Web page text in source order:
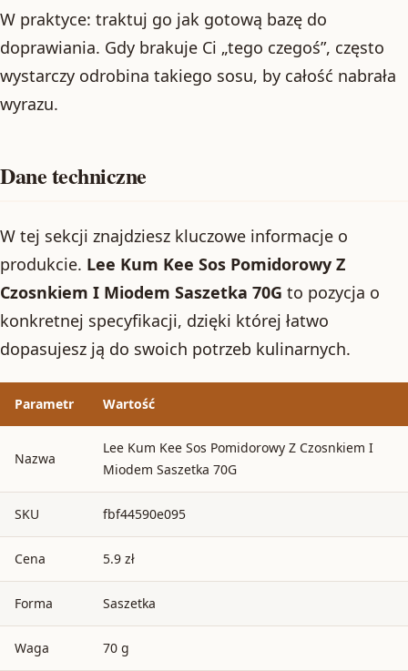
W praktyce: traktuj go jak gotową bazę do
doprawiania. Gdy brakuje Ci „tego czegoś”, często
wystarczy odrobina takiego sosu, by całość nabrała
wyrazu.
Dane techniczne
W tej sekcji znajdziesz kluczowe informacje o
produkcie. Lee Kum Kee Sos Pomidorowy Z
Czosnkiem I Miodem Saszetka 70G to pozycja o
konkretnej specyfikacji, dzięki której łatwo
dopasujesz ją do swoich potrzeb kulinarnych.
Parametr Wartość
Nazwa
Lee Kum Kee Sos Pomidorowy Z Czosnkiem I
Miodem Saszetka 70G
SKU fbf44590e095
Cena 5.9 zł
Forma Saszetka
Waga 70 g